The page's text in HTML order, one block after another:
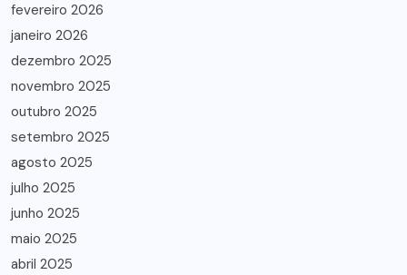
fevereiro 2026
janeiro 2026
dezembro 2025
novembro 2025
outubro 2025
setembro 2025
agosto 2025
julho 2025
junho 2025
maio 2025
abril 2025